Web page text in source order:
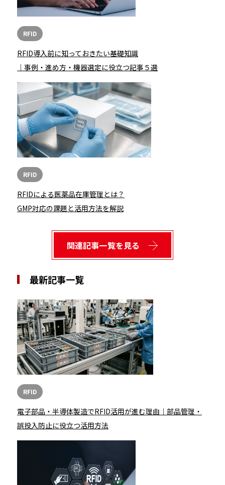
RFID
RFID導入前に知っておきたい基礎知識
｜事例・進め方・機器選定に役立つ記事５選
RFID
RFIDによる医薬品在庫管理とは？
GMP対応の課題と活用方法を解説
関連記事一覧を見る
最新記事一覧
RFID
電子部品・半導体製造でRFID活用が進む理由｜部品管理・
誤投入防止に役立つ活用方法